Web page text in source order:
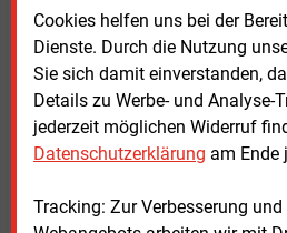
Cookies helfen uns bei der
Dienste. Durch die Nutzung
Sie sich damit einverstanden,
Details zu Werbe- und Analyse-
jederzeit möglichen Widerruf
Datenschutzerklärung am Ende
Tracking: Zur Verbesserung
Deutschland Transport
Hannover aus weite Teile des
Ferngasnetzes betreibt.
Donnerstag, 13.07.2023, 12:47 Uhr
Katia Meyer-Tien
© 2026 Energie & Management GmbH